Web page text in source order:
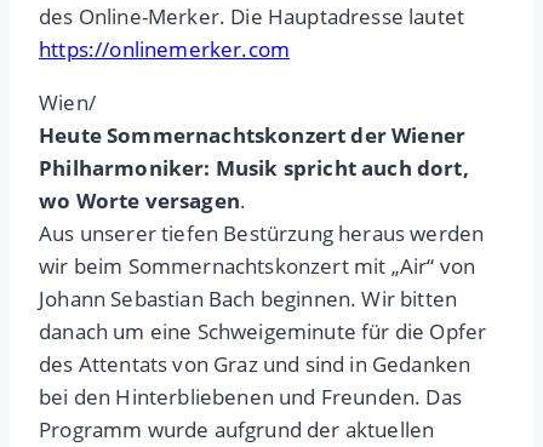
des Online-Merker. Die Hauptadresse lautet
https://onlinemerker.com
Wien/
Heute Sommernachtskonzert der Wiener
Philharmoniker: Musik spricht auch dort,
wo Worte versagen.
Aus unserer tiefen Bestürzung heraus werden
wir beim Sommernachtskonzert mit „Air“ von
Johann Sebastian Bach beginnen. Wir bitten
danach um eine Schweigeminute für die Opfer
des Attentats von Graz und sind in Gedanken
bei den Hinterbliebenen und Freunden. Das
Programm wurde aufgrund der aktuellen